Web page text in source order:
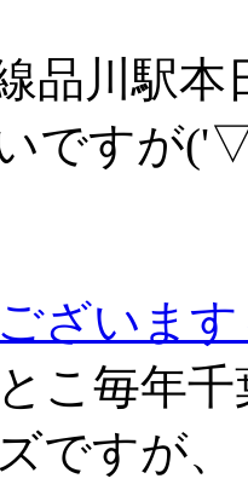
品川駅本
ですが
ざいま
こ毎年
ですが、